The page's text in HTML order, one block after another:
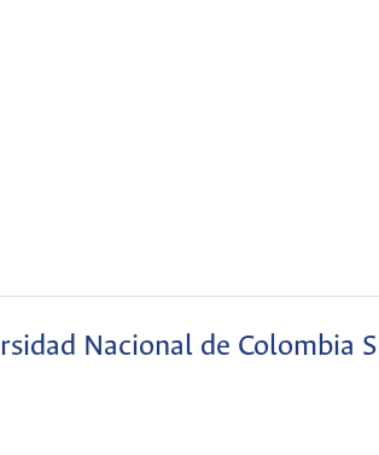
Nacional de Colombia